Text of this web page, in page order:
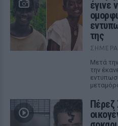
έγινε
της
ΣΉΜΕΡΑ
Μετά
την
Πέρεζ